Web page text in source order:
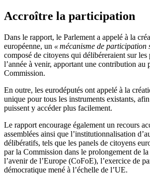
Accroître la participation
Dans le rapport, le Parlement a appelé à la
européenne, un « mécanisme de participation
composé de citoyens qui délibéreraient sur
l’année à venir, apportant une contribution au
Commission.
En outre, les eurodéputés ont appelé à la
unique pour tous les instruments existants,
puissent y accéder plus facilement.
Le rapport encourage également un recours
assemblées ainsi que l’institutionnalisation
délibératifs, tels que les panels de citoyens
par la Commission dans le prolongement de
l’avenir de l’Europe (CoFoE), l’exercice de
démocratique mené à l’échelle de l’UE.